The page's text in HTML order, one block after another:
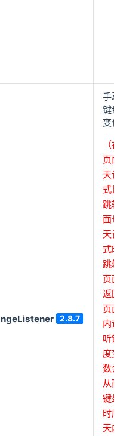
2.8.7
手动添
键盘高
变化监
（在当
页面为
天记录
式且下
跳转的
面也是
天记录
式时，
跳转下
页面之
返回当
页面时
内置的
听键盘
度变化
数会失
从而导
键盘弹
时底部
天内容